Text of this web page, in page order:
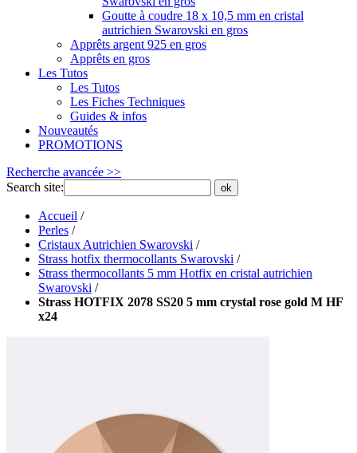
Goutte à coudre 18 x 10,5 mm en cristal
autrichien Swarovski en gros
Apprêts argent 925 en gros
Apprêts en gros
Les Tutos
Les Tutos
Les Fiches Techniques
Guides & infos
Nouveautés
PROMOTIONS
Recherche avancée >>
Search site:
ok
Accueil /
Perles /
Cristaux Autrichien Swarovski /
Strass hotfix thermocollants Swarovski /
Strass thermocollants 5 mm Hotfix en cristal autrichien
Swarovski /
Strass HOTFIX 2078 SS20 5 mm crystal rose gold M HF
x24